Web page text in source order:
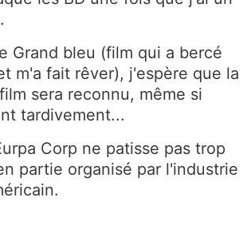
Grand bleu (film qui a bercé
m'a fait rêver), j'espère que la
sera reconnu, même si
tardivement...
Corp ne patisse pas trop
partie organisé par l'industrie